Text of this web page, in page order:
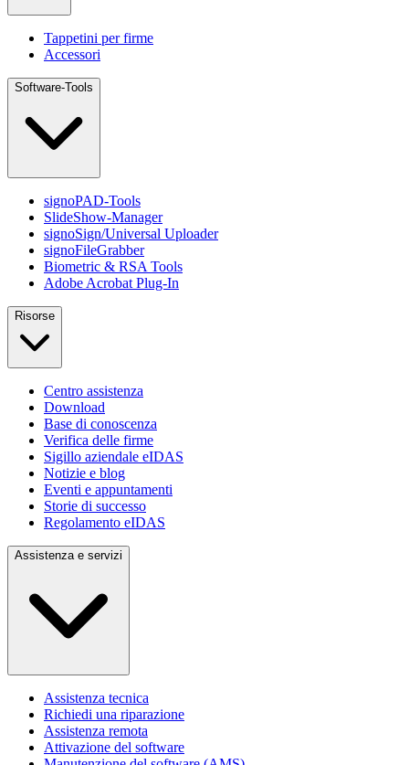
Tappetini per firme
Accessori
Software-Tools
signoPAD-Tools
SlideShow-Manager
signoSign/Universal Uploader
signoFileGrabber
Biometric & RSA Tools
Adobe Acrobat Plug-In
Risorse
Centro assistenza
Download
Base di conoscenza
Verifica delle firme
Sigillo aziendale eIDAS
Notizie e blog
Eventi e appuntamenti
Storie di successo
Regolamento eIDAS
Assistenza e servizi
Assistenza tecnica
Richiedi una riparazione
Assistenza remota
Attivazione del software